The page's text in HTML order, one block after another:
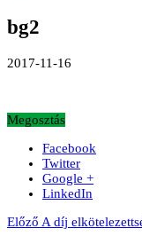
bg2
2017-11-16
Megosztás
Facebook
Twitter
Google +
LinkedIn
Előző A díj